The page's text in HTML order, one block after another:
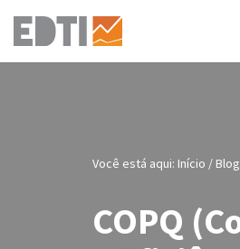
Pular
Você está aqui: Início / Blog
COPQ